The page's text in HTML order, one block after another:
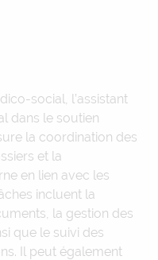
social, l’assistant
dans le soutien
la coordination des
et la
en lien avec les
incluent la
la gestion des
que le suivi des
Il peut également